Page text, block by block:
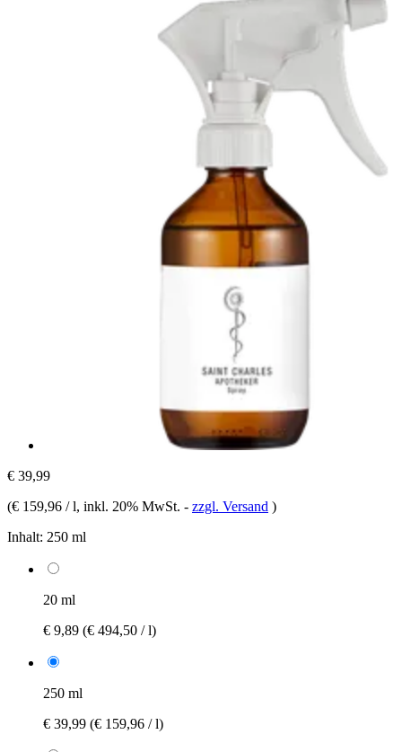
€ 39,99
(€ 159,96 / l, inkl. 20% MwSt. - zzgl. Versand )
Inhalt: 250 ml
20 ml
€ 9,89 (€ 494,50 / l)
250 ml
€ 39,99 (€ 159,96 / l)